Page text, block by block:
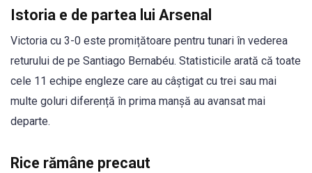
Istoria e de partea lui Arsenal
Victoria cu 3-0 este promițătoare pentru tunari în vederea
returului de pe Santiago Bernabéu. Statisticile arată că toate
cele 11 echipe engleze care au câștigat cu trei sau mai
multe goluri diferență în prima manșă au avansat mai
departe.
Rice rămâne precaut